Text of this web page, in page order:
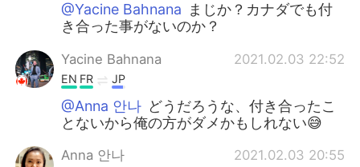
@Yacine Bahnana まじか？カナダでも付
き合った事がないのか？
Yacine Bahnana 2021.02.03 22:52
EN FR JP
@Anna 안나 どうだろうな、付き合ったこ
とないから俺の方がダメかもしれない😅
Anna 안나 2021.02.03 20:55